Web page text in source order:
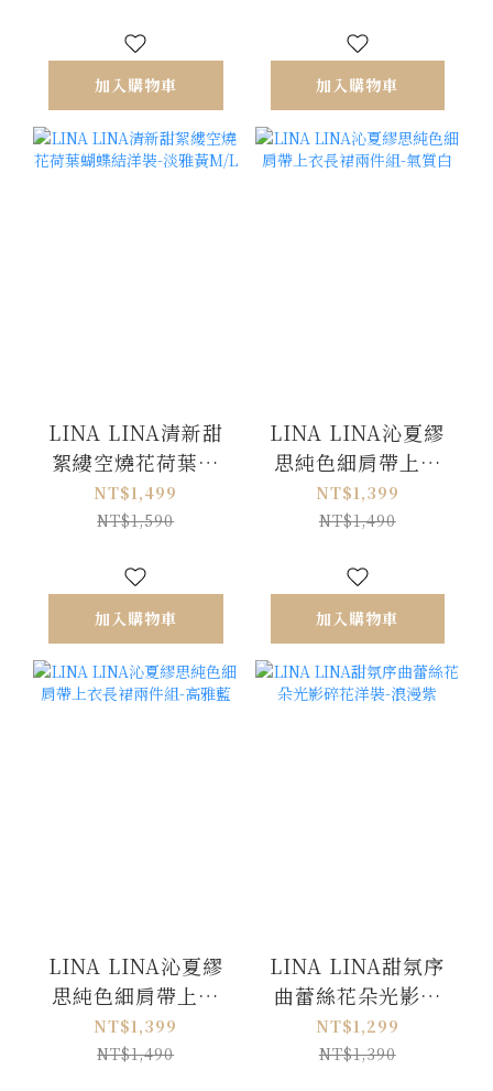
加入購物車 加入購物車
LINA LINA清新甜
絮縷空燒花荷葉蝴
蝶結洋裝-淡雅黃
M/L
NT$1,499
NT$1,590
加入購物車
LINA LINA沁夏繆
思純色細肩帶上衣
長裙兩件組-氣質白
NT$1,399
NT$1,490
加入購物車
LINA LINA沁夏繆
思純色細肩帶上衣
長裙兩件組-高雅藍
NT$1,399
NT$1,490
LINA LINA甜氛序
曲蕾絲花朵光影碎
花洋裝-浪漫紫
NT$1,299
NT$1,390